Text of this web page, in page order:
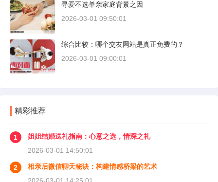
寻爱不选单亲家庭背景之因
2026-03-01 09:50:01
综合比较：哪个交友网站是真正免费的？
2026-03-01 09:00:01
精彩推荐
1
姐姐结婚送礼指南：心意之选，情深之礼
2026-03-01 14:50:01
2
相亲后微信聊天秘诀：构建情感桥梁的艺术